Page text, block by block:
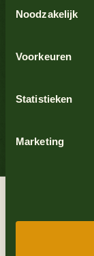
Noodzakelijk
Voorkeuren
Statistieken
Marketing
Klachtenformulier
Bezoekadres